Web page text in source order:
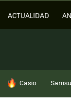
ACTUALIDAD
HOY SE HABLA
Casio